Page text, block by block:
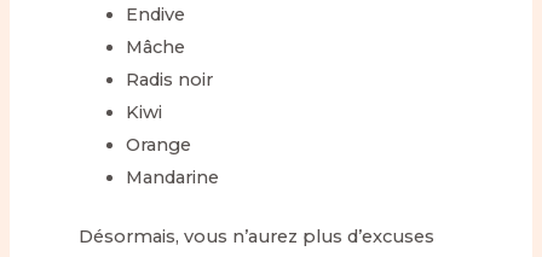
Endive
Mâche
Radis noir
Kiwi
Orange
Mandarine
Désormais, vous n’aurez plus d’excuses